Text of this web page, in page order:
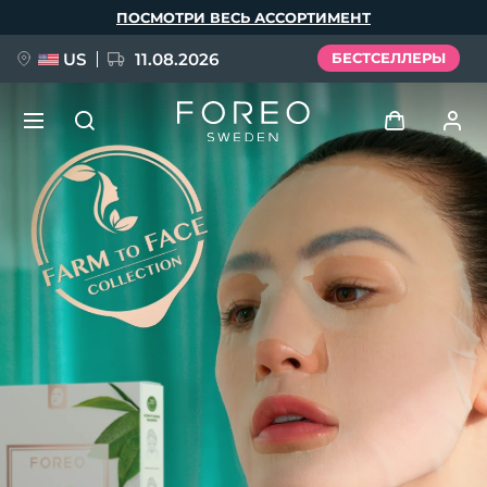
ПОСМОТРИ ВЕСЬ АССОРТИМЕНТ
US 11.08.2026 БЕСТСЕЛЛЕРЫ
Войти
Профиль пользователя
Мои приборы
Мои заказы
Мои подписки
НОВИНКА
FAQ™ Pure Beauty-Tech Elixir
BREAKING NEWS
issa™ Teeth Whitening Set
Язык
English Deutsch
Español
Italiano
Português
Svenska
Русский
Türkçe
简体中文 繁體中文